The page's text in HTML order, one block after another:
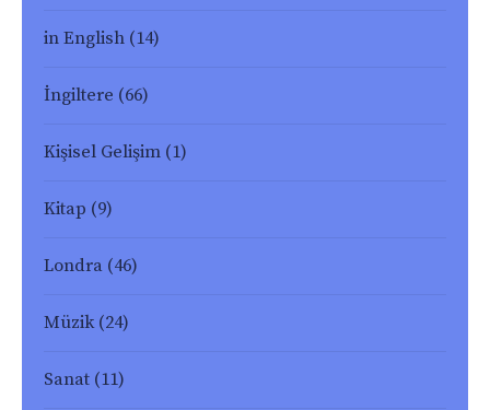
in English (14)
İngiltere (66)
Kişisel Gelişim (1)
Kitap (9)
Londra (46)
Müzik(24)
Sanat (11)